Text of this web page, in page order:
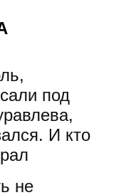
под
И кто
не